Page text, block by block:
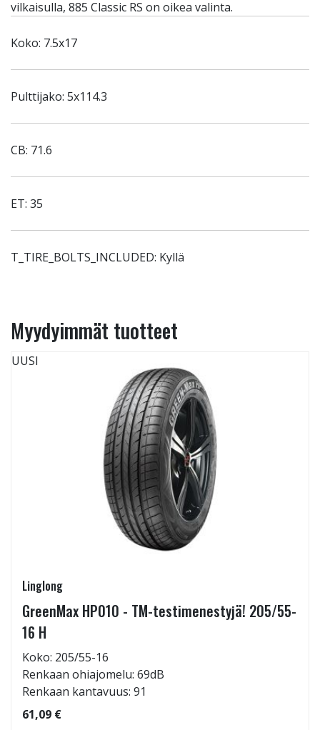
vilkaisulla, 885 Classic RS on oikea valinta.
Koko: 7.5x17
Pulttijako: 5x114.3
CB: 71.6
ET: 35
T_TIRE_BOLTS_INCLUDED: Kyllä
Myydyimmät tuotteet
UUSI
Linglong
GreenMax HP010 - TM-testimenestyjä! 205/55-
16 H
Koko: 205/55-16
Renkaan ohiajomelu: 69dB
Renkaan kantavuus: 91
61,09 €